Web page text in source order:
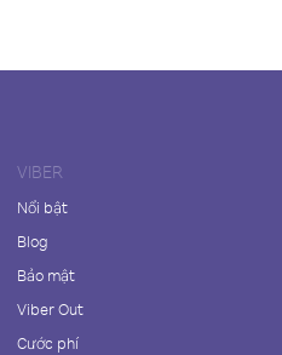
VIBER
Nổi bật
Blog
Bảo mật
Viber Out
Cước phí